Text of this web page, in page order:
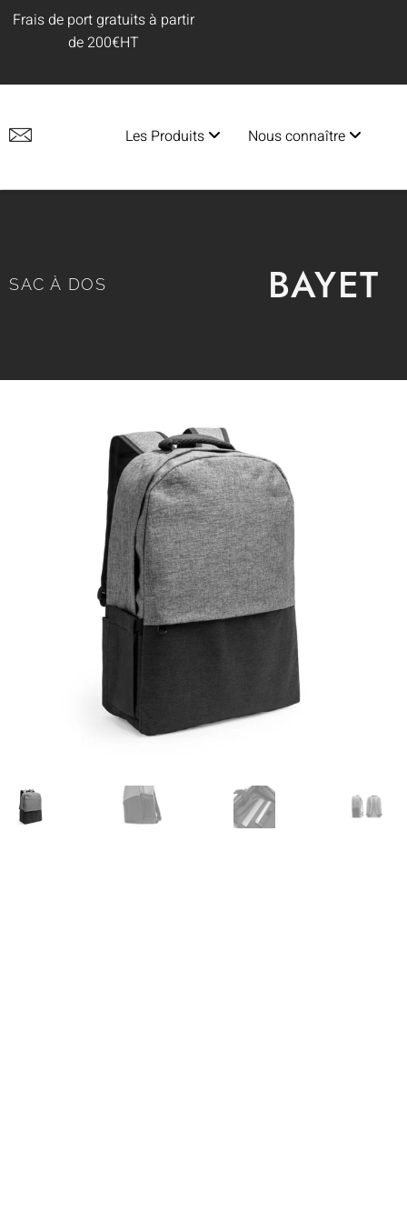
Frais de port gratuits à partir
de 200€HT
Les Produits Nous connaître
SAC À DOS BAYET